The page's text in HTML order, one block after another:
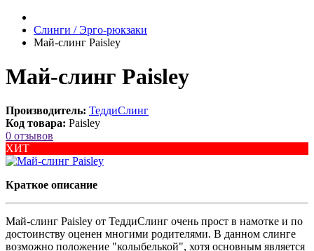
Слинги / Эрго-рюкзаки
Май-слинг Paisley
Май-слинг Paisley
Производитель: ТеддиСлинг
Код товара: Paisley
0 отзывов
ХИТ
Краткое описание
Май-слинг Paisley от ТеддиСлинг очень прост в намотке и по
достоинству оценен многими родителями. В данном слинге
возможно положение "колыбелькой", хотя основным является